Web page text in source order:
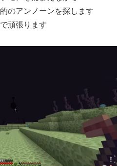
のアンノーンを探します
頑張ります